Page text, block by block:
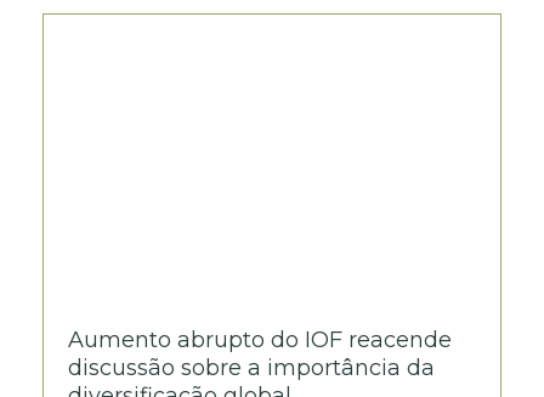
Aumento abrupto do IOF reacende
discussão sobre a importância da